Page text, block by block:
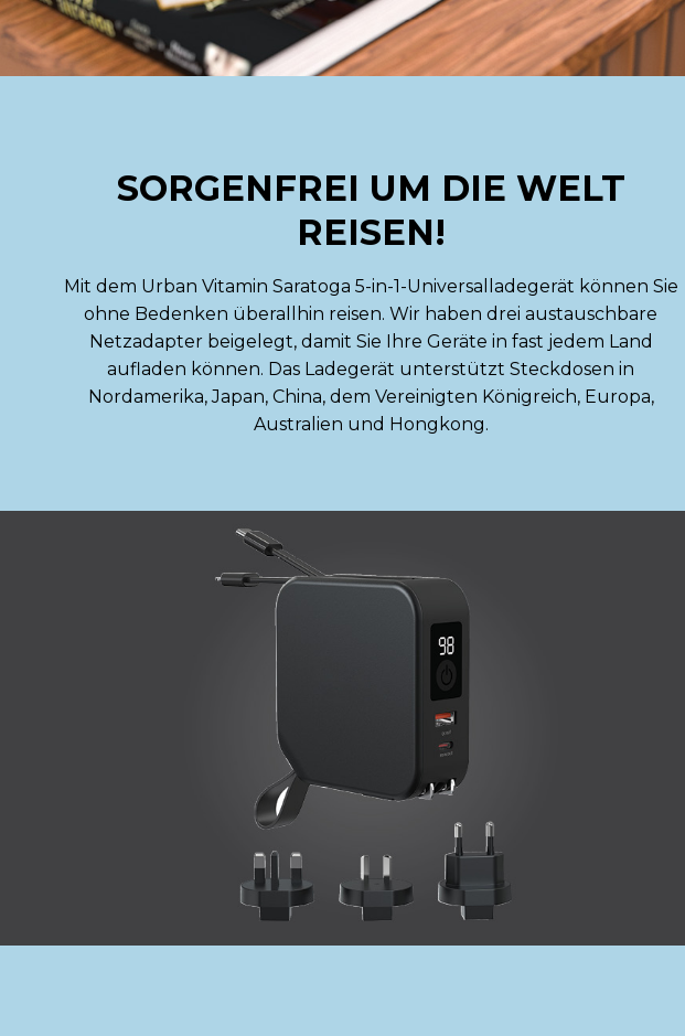
SORGENFREI UM DIE WELT
REISEN!
Mit dem Urban Vitamin Saratoga 5-in-1-Universalladegerät können Sie
ohne Bedenken überallhin reisen. Wir haben drei austauschbare
Netzadapter beigelegt, damit Sie Ihre Geräte in fast jedem Land
aufladen können. Das Ladegerät unterstützt Steckdosen in
Nordamerika, Japan, China, dem Vereinigten Königreich, Europa,
Australien und Hongkong.